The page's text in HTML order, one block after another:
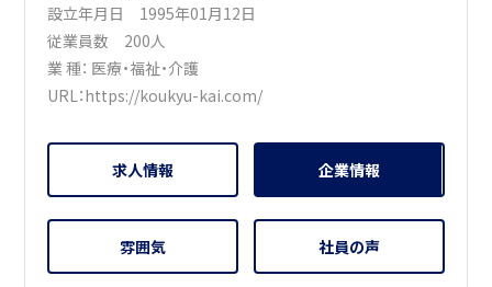
設立年月日 1995年01月12日
従業員数 200人
業 種： 医療・福祉・介護
URL：https://koukyu-kai.com/
求人情報 企業情報
雰囲気 社員の声